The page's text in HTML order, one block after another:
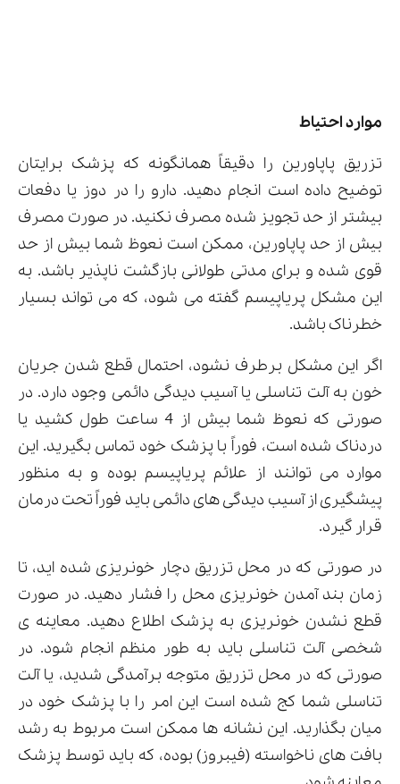
موارد احتیاط
تزریق پاپاورین را دقیقاً همانگونه که پزشک برایتان
توضیح داده است انجام دهید. دارو را در دوز یا دفعات
بیشتر از حد تجویز شده مصرف نکنید. در صورت مصرف
بیش از حد پاپاورین، ممکن است نعوظ شما بیش از حد
قوی شده و برای مدتی طولانی بازگشت ناپذیر باشد. به
این مشکل پریاپیسم گفته می شود، که می تواند بسیار
خطرناک باشد.
اگر این مشکل برطرف نشود، احتمال قطع شدن جریان
خون به آلت تناسلی یا آسیب دیدگی دائمی وجود دارد. در
صورتی که نعوظ شما بیش از 4 ساعت طول کشید یا
دردناک شده است، فوراً با پزشک خود تماس بگیرید. این
موارد می توانند از علائم پریاپیسم بوده و به منظور
پیشگیری از آسیب دیدگی های دائمی باید فوراً تحت درمان
قرار گیرد.
در صورتی که در محل تزریق دچار خونریزی شده اید، تا
زمان بند آمدن خونریزی محل را فشار دهید. در صورت
قطع نشدن خونریزی به پزشک اطلاع دهید. معاینه ی
شخصی آلت تناسلی باید به طور منظم انجام شود. در
صورتی که در محل تزریق متوجه برآمدگی شدید، یا آلت
تناسلی شما کج شده است این امر را با پزشک خود در
میان بگذارید. این نشانه ها ممکن است مربوط به رشد
بافت های ناخواسته (فیبروز) بوده، که باید توسط پزشک